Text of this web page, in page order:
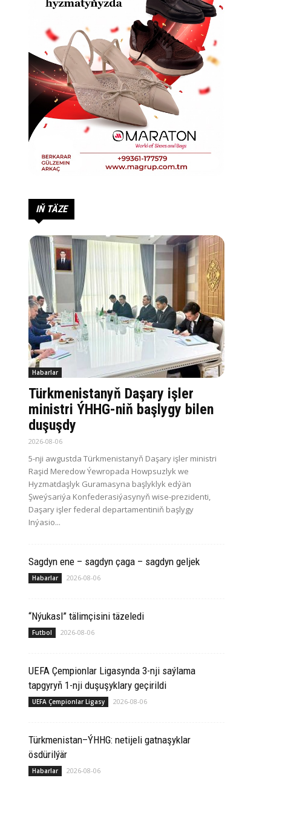
IŇ TÄZE
Habarlar
Türkmenistanyň Daşary işler
ministri ÝHHG-niň başlygy bilen
duşuşdy
2026-08-06
5-nji awgustda Türkmenistanyň Daşary işler ministri
Raşid Meredow Ýewropada Howpsuzlyk we
Hyzmatdaşlyk Guramasyna başlyklyk edýän
Şweýsariýa Konfederasiýasynyň wise-prezidenti,
Daşary işler federal departamentiniň başlygy
Inýasio...
Sagdyn ene – sagdyn çaga – sagdyn geljek
Habarlar 2026-08-06
“Nýukasl” tälimçisini täzeledi
Futbol 2026-08-06
UEFA Çempionlar Ligasynda 3-nji saýlama
tapgyryň 1-nji duşuşyklary geçirildi
UEFA Çempionlar Ligasy 2026-08-06
Türkmenistan–ÝHHG: netijeli gatnaşyklar
ösdürilýär
Habarlar 2026-08-06